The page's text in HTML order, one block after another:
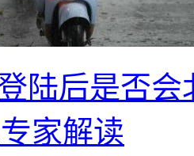
陆后是否
家解读